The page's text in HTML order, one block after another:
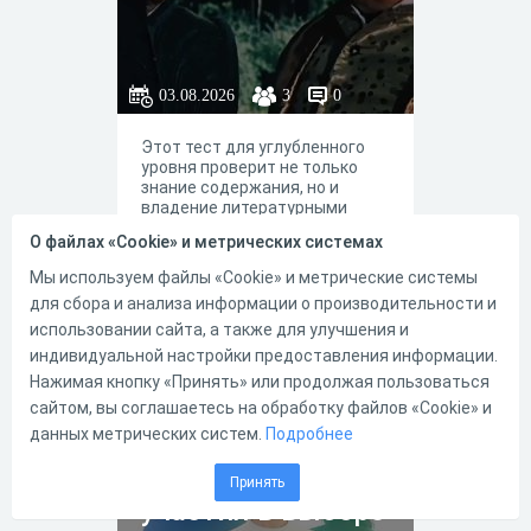
способом группировки;
проверять правильность
разложения обратным
действием — раскрытием
скобок; распознавать
типичные ошибки в
преобразованиях (ошибки в
знаках, степенях, неполное
вынесение множителя,
неверная группировка).
Учащийся получит
возможность научиться:
применять разложение на
множители при упрощении
выражений, решении
уравнений и выполнении
рациональных вычислений;
выбирать способ разложения
в зависимости от структуры
выражения. Метапредметные
результаты Регулятивные
учебную задачу, действовать
по алгоритму, планировать ход
овладение навыками
упрощения алгебраических
выражений с использованием
правил раскрытия скобок,
формул сокращённого
умножения и приведения
подобных слагаемых.
и визуальную память!
03.08.2026 3 0
Этот тест для углубленного
уровня проверит не только
знание содержания, но и
владение литературными
2 0
5П — Пять
профилей
родительского
участия в выборе
О файлах «Cookie» и метрических системах
Мы используем файлы «Cookie» и метрические системы
для сбора и анализа информации о производительности и
использовании сайта, а также для улучшения и
индивидуальной настройки предоставления информации.
Нажимая кнопку «Принять» или продолжая пользоваться
сайтом, вы соглашаетесь на обработку файлов «Cookie» и
данных метрических систем. Подробнее
Принять